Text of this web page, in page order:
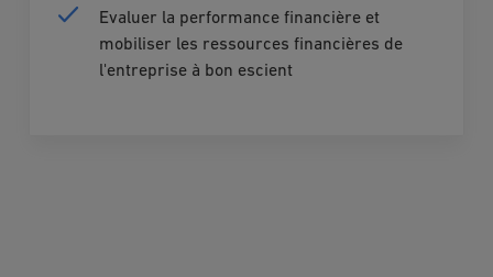
Evaluer la performance financière et
mobiliser les ressources financières de
l'entreprise à bon escient